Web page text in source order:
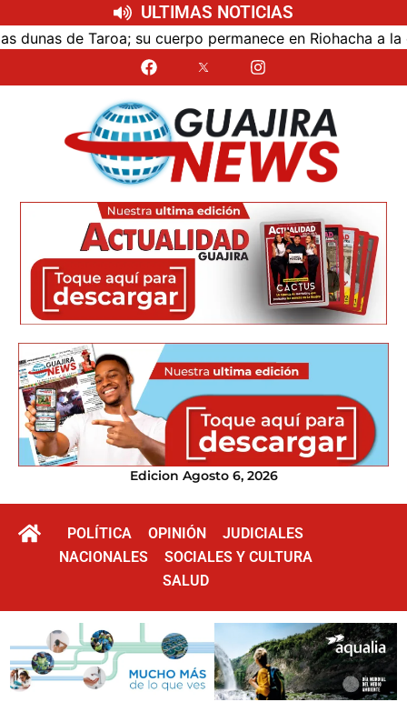
ULTIMAS NOTICIAS
de Taroa; su cuerpo permanece en Riohacha a la
Edicion Agosto 6, 2026
POLÍTICA OPINIÓN
JUDICIALES
NACIONALES
SOCIALES Y CULTURA
SALUD